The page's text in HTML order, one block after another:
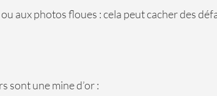
aux photos floues : cela peut cacher des
sont une mine d’or :